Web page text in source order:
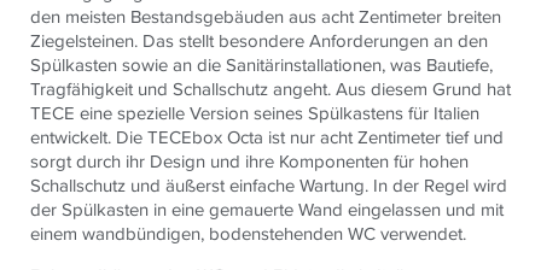
den meisten Bestandsgebäuden aus acht Zentimeter breiten
Ziegelsteinen. Das stellt besondere Anforderungen an den
Spülkasten sowie an die Sanitärinstallationen, was Bautiefe,
Tragfähigkeit und Schallschutz angeht. Aus diesem Grund hat
TECE eine spezielle Version seines Spülkastens für Italien
entwickelt. Die TECEbox Octa ist nur acht Zentimeter tief und
sorgt durch ihr Design und ihre Komponenten für hohen
Schallschutz und äußerst einfache Wartung. In der Regel wird
der Spülkasten in eine gemauerte Wand eingelassen und mit
einem wandbündigen, bodenstehenden WC verwendet.